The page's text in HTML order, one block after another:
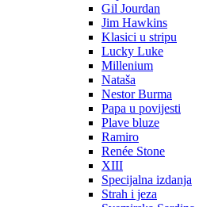
Gil Jourdan
Jim Hawkins
Klasici u stripu
Lucky Luke
Millenium
Nataša
Nestor Burma
Papa u povijesti
Plave bluze
Ramiro
Renée Stone
XIII
Specijalna izdanja
Strah i jeza